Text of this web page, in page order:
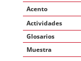
Acento
Actividades
Glosarios
Muestra